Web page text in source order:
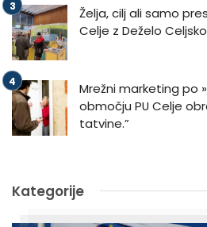
Želja, cilj ali samo
Celje z Deželo
Mrežni marketing po
območju PU Celje
tatvine.”
Kategorije